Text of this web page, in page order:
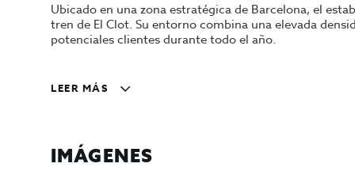
Ubicado en una zona estratégica de Barcelona, el
tren de El Clot. Su entorno combina una elevada
potenciales clientes durante todo el año.
encuentra plenamente operativo y arrendado a un
patrimonial con rentabilidad inmediata.
barra completamente equipada, una espaciosa
leña, brasa de leña, cámara frigorífica de gran
LEER MÁS
IMÁGENES